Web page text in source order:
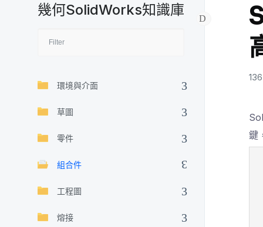
幾何SolidWorks知識庫
環境與介面
草圖
零件
組合件
工程圖
熔接
鍵